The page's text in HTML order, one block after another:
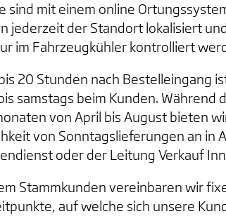
sind mit einem online
jederzeit der Standort lokalisiert
im Fahrzeugkühler kontrolliert
20 Stunden nach Bestelleingang
samstags beim Kunden. Während
von April bis August bieten
von Sonntagslieferungen an in
oder der Leitung Verkauf
Stammkunden vereinbaren wir
auf welche sich unsere